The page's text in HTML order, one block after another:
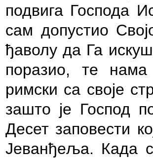
подвига Господа
сам допустио
ђаволу да Га
поразио, те нама
римски са своје
зашто је Господ
Десет заповести
Јеванђеља. Када